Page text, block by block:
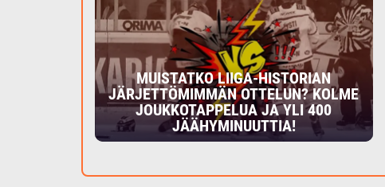
MUISTATKO LIIGA-HISTORIAN
JÄRJETTÖMIMMÄN OTTELUN? KOLME
JOUKKOTAPPELUA JA YLI 400
JÄÄHYMINUUTTIA!